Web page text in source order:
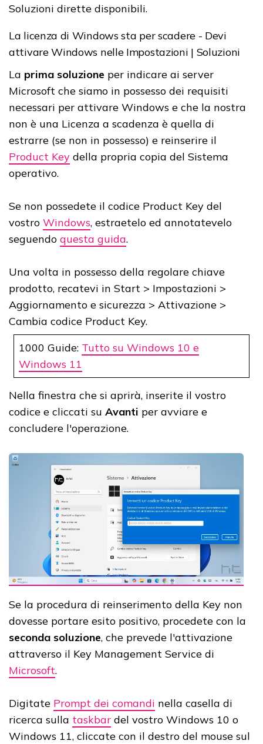
Soluzioni dirette disponibili.
La licenza di Windows sta per scadere - Devi
attivare Windows nelle Impostazioni | Soluzioni
La prima soluzione per indicare ai server
Microsoft che siamo in possesso dei requisiti
necessari per attivare Windows e che la nostra
non è una Licenza a scadenza è quella di
estrarre (se non in possesso) e reinserire il
Product Key della propria copia del Sistema
operativo.
Se non possedete il codice Product Key del
vostro Windows, estraetelo ed annotatevelo
seguendo questa guida.
Una volta in possesso della regolare chiave
prodotto, recatevi in Start > Impostazioni >
Aggiornamento e sicurezza > Attivazione >
Cambia codice Product Key.
1000 Guide: Tutto su Windows 10 e
Windows 11
Nella finestra che si aprirà, inserite il vostro
codice e cliccati su Avanti per avviare e
concludere l'operazione.
Se la procedura di reinserimento della Key non
dovesse portare esito positivo, procedete con la
seconda soluzione, che prevede l'attivazione
attraverso il Key Management Service di
Microsoft.
Digitate Prompt dei comandi nella casella di
ricerca sulla taskbar del vostro Windows 10 o
Windows 11, cliccate con il destro del mouse sul